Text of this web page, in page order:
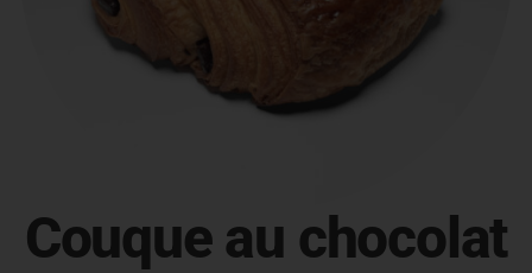
Couque au chocolat